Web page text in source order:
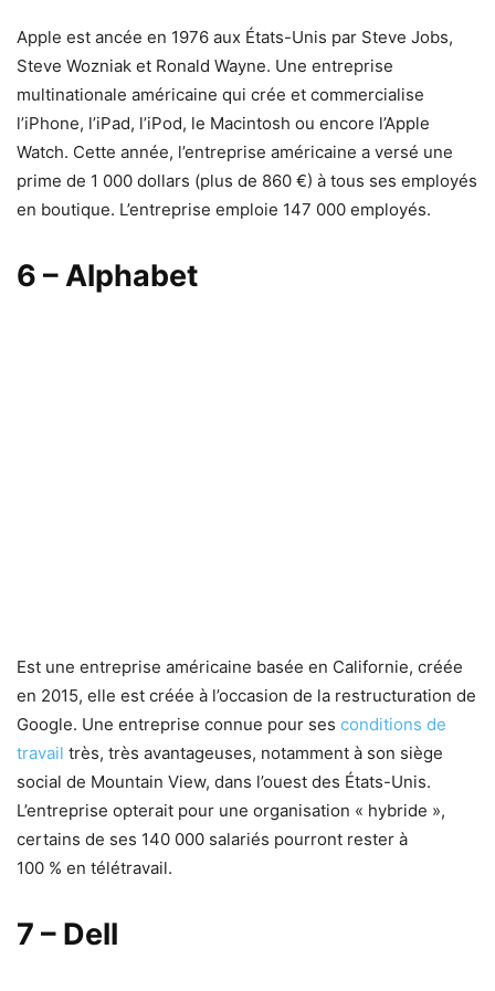
Apple est ancée en 1976 aux États-Unis par Steve Jobs,
Steve Wozniak et Ronald Wayne. Une entreprise
multinationale américaine qui crée et commercialise
l’iPhone, l’iPad, l’iPod, le Macintosh ou encore l’Apple
Watch. Cette année, l’entreprise américaine a versé une
prime de 1 000 dollars (plus de 860 €) à tous ses employés
en boutique. L’entreprise emploie 147 000 employés.
6 – Alphabet
Est une entreprise américaine basée en Californie, créée
en 2015, elle est créée à l’occasion de la restructuration de
Google. Une entreprise connue pour ses conditions de
travail très, très avantageuses, notamment à son siège
social de Mountain View, dans l’ouest des États-Unis.
L’entreprise opterait pour une organisation « hybride »,
certains de ses 140 000 salariés pourront rester à
100 % en télétravail.
7 – Dell